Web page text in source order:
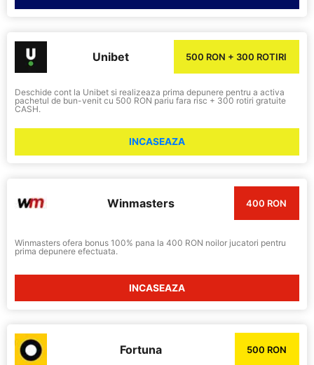
Unibet 500 RON + 300 ROTIRI
Deschide cont la Unibet si realizeaza prima depunere pentru a activa
pachetul de bun-venit cu 500 RON pariu fara risc + 300 rotiri gratuite
CASH.
INCASEAZA
Winmasters 400 RON
Winmasters ofera bonus 100% pana la 400 RON noilor jucatori pentru
prima depunere efectuata.
INCASEAZA
Fortuna 500 RON